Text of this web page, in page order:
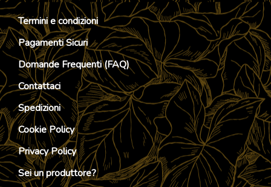
Termini e condizioni
Pagamenti Sicuri
Domande Frequenti (FAQ)
Contattaci
Spedizioni
Cookie Policy
Privacy Policy
Sei un produttore?